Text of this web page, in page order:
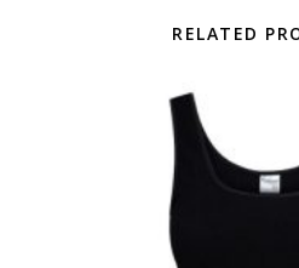
RELATED